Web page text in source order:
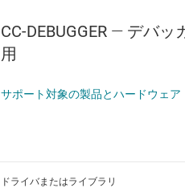
CC-DEBUGGER — デバッ
用
サポート対象の製品とハードウェア
ドライバまたはライブラリ